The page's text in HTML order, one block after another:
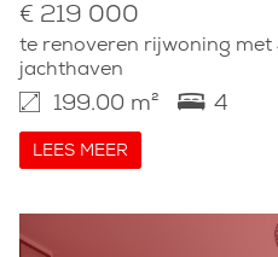
€ 219 000
te renoveren rijwoning met
jachthaven
199.00 m² 4
LEES MEER